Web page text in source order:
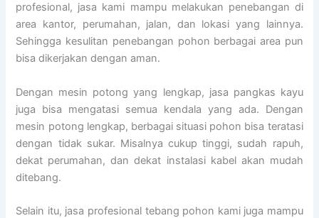
profesional, jasa kami mampu melakukan penebangan di
area kantor, perumahan, jalan, dan lokasi yang lainnya.
Sehingga kesulitan penebangan pohon berbagai area pun
bisa dikerjakan dengan aman.
Dengan mesin potong yang lengkap, jasa pangkas kayu
juga bisa mengatasi semua kendala yang ada. Dengan
mesin potong lengkap, berbagai situasi pohon bisa teratasi
dengan tidak sukar. Misalnya cukup tinggi, sudah rapuh,
dekat perumahan, dan dekat instalasi kabel akan mudah
ditebang.
Selain itu, jasa profesional tebang pohon kami juga mampu